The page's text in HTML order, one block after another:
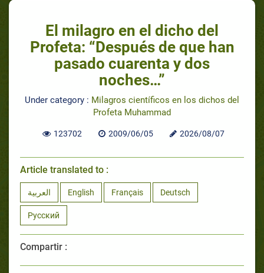
El milagro en el dicho del
Profeta: “Después de que han
pasado cuarenta y dos
noches…”
Under category : Milagros científicos en los dichos del
Profeta Muhammad
123702 2009/06/05 2026/08/07
Article translated to :
العربية English Français Deutsch
Русский
Compartir :